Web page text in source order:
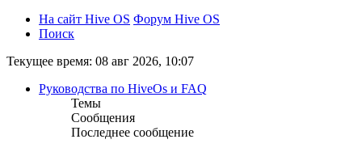
На сайт Hive OS Форум Hive OS
Поиск
Текущее время: 08 авг 2026, 10:07
Руководства по HiveOs и FAQ
Темы
Сообщения
Последнее сообщение